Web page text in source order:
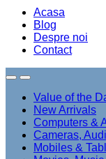
Acasa
Blog
Despre noi
Contact
Value of the
New Arrivals
Computers &
Cameras,
Mobiles &